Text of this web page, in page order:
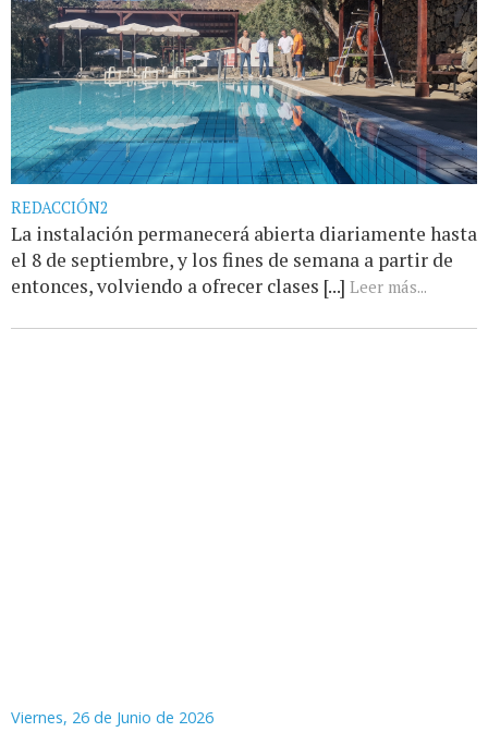
REDACCIÓN2
La instalación permanecerá abierta diariamente hasta
el 8 de septiembre, y los fines de semana a partir de
entonces, volviendo a ofrecer clases [...] Leer más...
Viernes, 26 de Junio de 2026